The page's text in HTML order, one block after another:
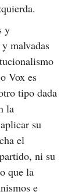
y
malvadas
Vox es
tipo dada
la
su
el
ni su
que la
e